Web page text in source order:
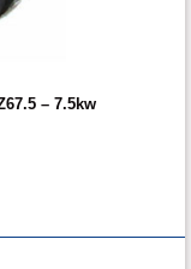
– 7.5kw